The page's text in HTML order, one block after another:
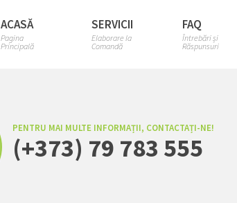
ACASĂ
Pagina
Principală
SERVICII
Elaborare la
Comandă
FAQ
Întrebări și
Răspunsuri
PENTRU MAI MULTE INFORMAȚII, CONTACTAȚI-NE!
(+373) 79 783 555